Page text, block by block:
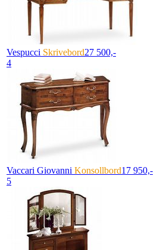
Vespucci Skrivebord27 500,-
4
Vaccari Giovanni Konsollbord17 950,-
5